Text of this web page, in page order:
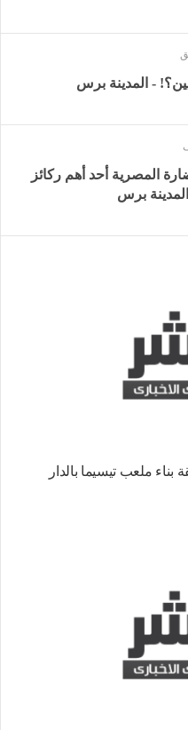
- المدينة برس
المصرية أحد أهم ركائز
المدينة برس
بناء ملعب تيسيما بالدار